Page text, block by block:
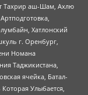
Тахрир аш-Шам, Ахлю
Хатлонский
г. Оренбург,
Номана
Таджикистана,
ячейка, Батал-
Улыбается,